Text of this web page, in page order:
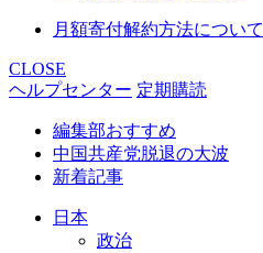
月額寄付解約方法について
CLOSE
ヘルプセンター 定期購読
編集部おすすめ
中国共産党脱退の大波
新着記事
日本
政治